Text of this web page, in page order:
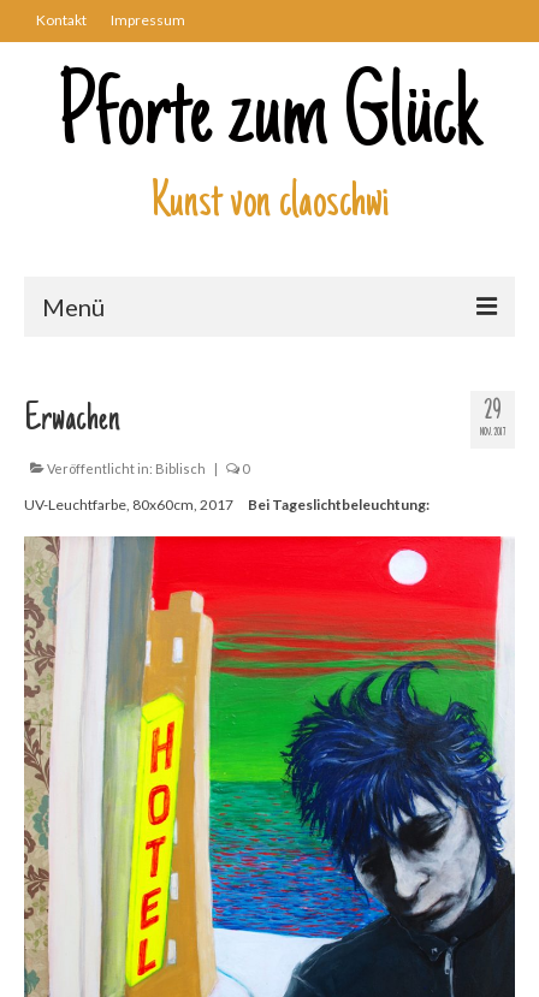
Kontakt Impressum
Pforte zum Glück
Kunst von claoschwi
Menü
Kunstwerke
Biblisch
Engel und Geflügelte
Gemälde
Geschnitzte
Gezeichnete
Köpfe
Märchen
Schwarze Serie
Viecher
Illustrationen
Comic, Figuren & Stories
29
NOV. 2017
Erwachen
Veröffentlicht in: Biblisch | 0
UV-Leuchtfarbe, 80x60cm, 2017 Bei Tageslichtbeleuchtung: